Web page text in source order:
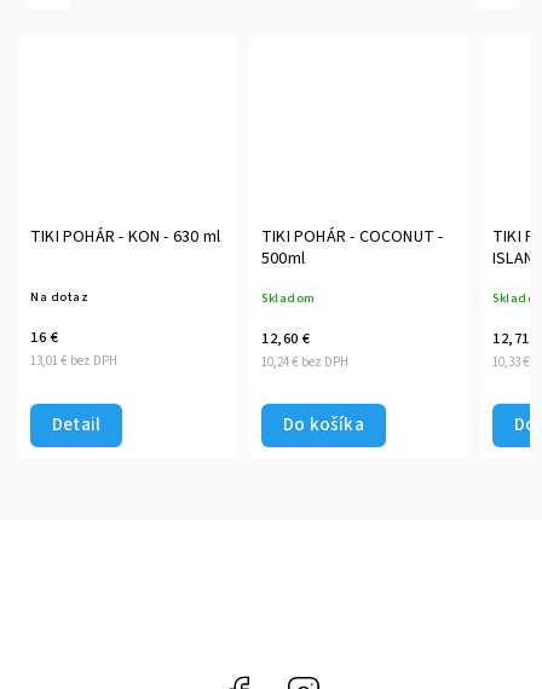
TIKI POHÁR - KON - 630 ml
Na dotaz
13,01 € bez DPH
16 €
Detail
TIKI POHÁR - COCONUT -
500ml
Skladom
10,24 € bez DPH
12,60 €
Do košíka
TIKI
10,33 €
12,71 €